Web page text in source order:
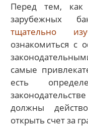
Перед тем,
зарубежных
тщательно
ознакомиться с
самые
есть
должны
открыть счет за